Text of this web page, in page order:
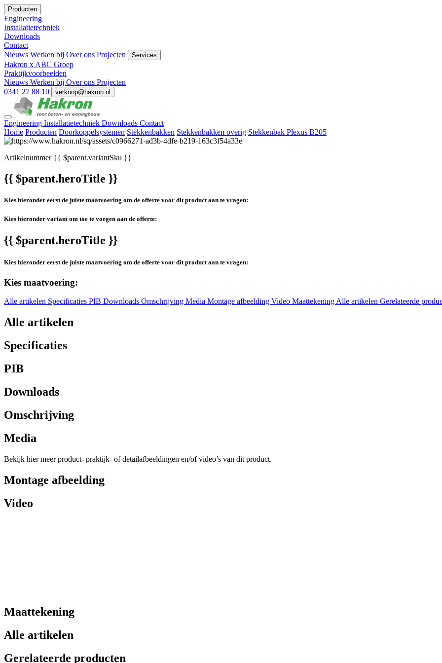
Producten
Engineering
Installatietechniek
Downloads
Contact
Nieuws Werken bij Over ons Projecten Services
Hakron x ABC Groep
Praktijkvoorbeelden
Nieuws Werken bij Over ons Projecten
0341 27 88 10
verkoop@hakron.nl
Engineering Installatietechniek Downloads Contact
Home Producten Doorkoppelsystemen Stekkenbakken Stekkenbakken overig Stekkenbak Plexus B205
Artikelnummer{{ $parent.variantSku }}
{{ $parent.heroTitle }}
Kies hieronder eerst de juiste maatvoering om de offerte voor dit product aan te vragen:
Kies hieronder variant om toe te voegen aan de offerte:
{{ $parent.heroTitle }}
Kies hieronder eerst de juiste maatvoering om de offerte voor dit product aan te vragen:
Kies maatvoering:
Alle artikelen Specificaties PIB Downloads Omschrijving Media Montage afbeelding Video MaattekeningAlle artikelen Gerelateerde
Alle artikelen
Specificaties
PIB
Downloads
Omschrijving
Media
Bekijk hier meer product- praktijk- of detailafbeeldingen en/of video’s van dit product.
Montage afbeelding
Video
Maattekening
Alle artikelen
Gerelateerde producten